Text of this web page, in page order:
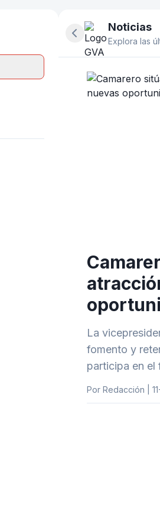
Ocultar panel
Noticias
Explora las
La
fomento y
participa en el
Por Redacción |